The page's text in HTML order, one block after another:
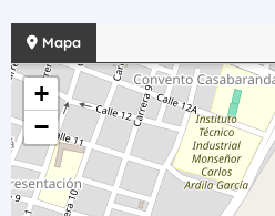
Mapa
+
−